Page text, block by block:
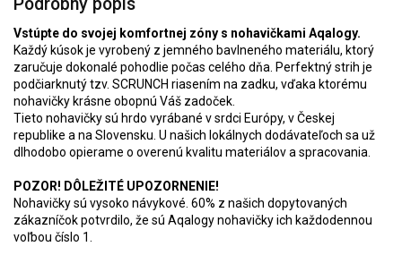
Vstúpte do svojej komfortnej zóny s nohavičkami Aqalogy.
Každý kúsok je vyrobený z jemného bavlneného materiálu, ktorý
zaručuje dokonalé pohodlie počas celého dňa. Perfektný strih je
podčiarknutý tzv. SCRUNCH riasením na zadku, vďaka ktorému
nohavičky krásne obopnú Váš zadoček.
Tieto nohavičky sú hrdo vyrábané v srdci Európy, v Českej
republike a na Slovensku. U našich lokálnych dodávateľoch sa už
dlhodobo opierame o overenú kvalitu materiálov a spracovania.
POZOR! DÔLEŽITÉ UPOZORNENIE!
Nohavičky sú vysoko návykové. 60% z našich dopytovaných
zákazníčok potvrdilo, že sú Aqalogy nohavičky ich každodennou
voľbou číslo 1.